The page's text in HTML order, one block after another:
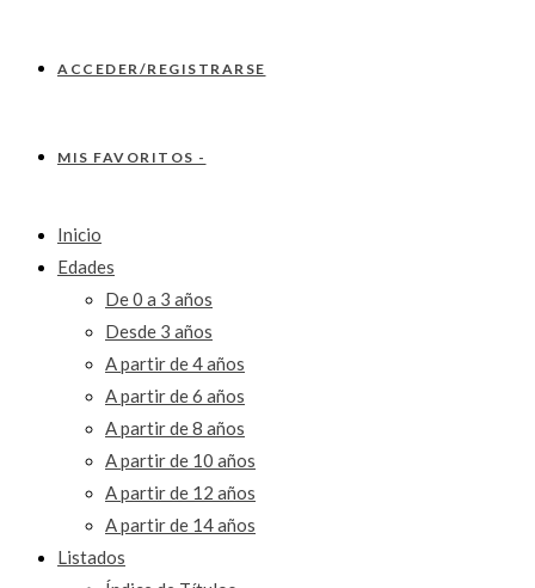
ACCEDER/REGISTRARSE
MIS FAVORITOS -
Inicio
Edades
De 0 a 3 años
Desde 3 años
A partir de 4 años
A partir de 6 años
A partir de 8 años
A partir de 10 años
A partir de 12 años
A partir de 14 años
Listados